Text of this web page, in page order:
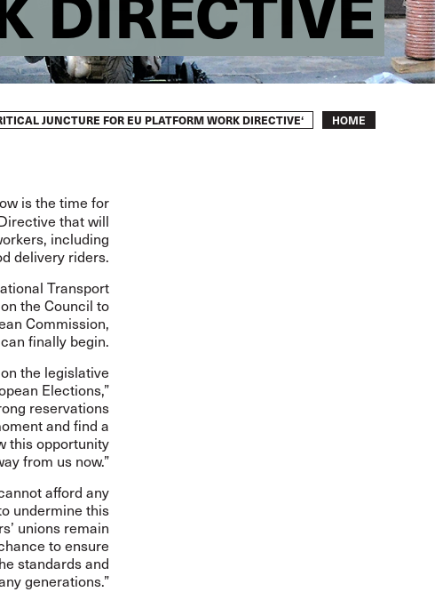
Breadcrumb
HOME
‘GOVERNMENTS MUST SEIZE THIS MOMENT’: CRITICAL JUNCTURE FOR EU PLATFORM WORK DIRECTIVE
is the time for
that will
including
delivery riders.
Transport
the Council to
Commission,
finally begin.
the legislative
Elections,”
reservations
and find a
this opportunity
from us now.”
afford any
undermine this
unions remain
to ensure
standards and
generations.”